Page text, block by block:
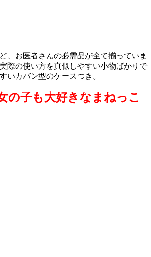
、お医者さんの必需品が全て揃っていま
際の使い方を真似しやすい小物ばかりで
いカバン型のケースつき。
の子も大好きなまねっこ